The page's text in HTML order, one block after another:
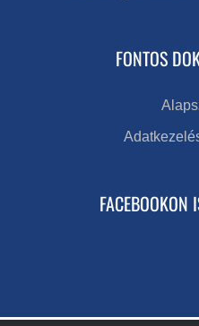
FONTOS
FACEBOOKON